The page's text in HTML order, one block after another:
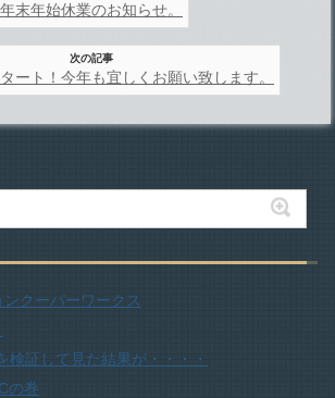
年末年始休業のお知らせ。
次の記事
ート！今年も宜しくお願い致します。
クーパーワークス
検証して見た結果が・・・・
の巻